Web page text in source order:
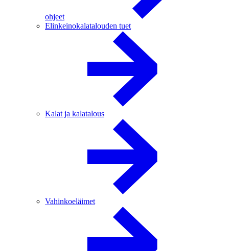
ohjeet
Elinkeinokalatalouden tuet
Kalat ja kalatalous
Vahinkoeläimet